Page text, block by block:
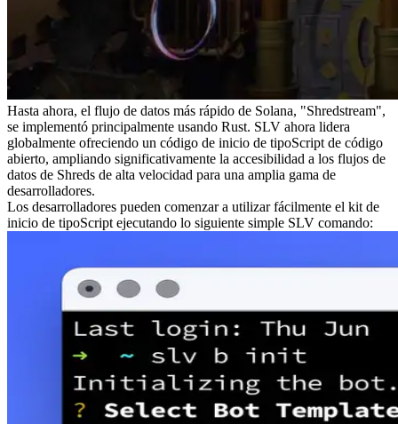
Hasta ahora, el flujo de datos más rápido de Solana, "Shredstream",
se implementó principalmente usando Rust. SLV ahora lidera
globalmente ofreciendo un código de inicio de tipoScript de código
abierto, ampliando significativamente la accesibilidad a los flujos de
datos de Shreds de alta velocidad para una amplia gama de
desarrolladores.
Los desarrolladores pueden comenzar a utilizar fácilmente el kit de
inicio de tipoScript ejecutando lo siguiente simple SLV comando: